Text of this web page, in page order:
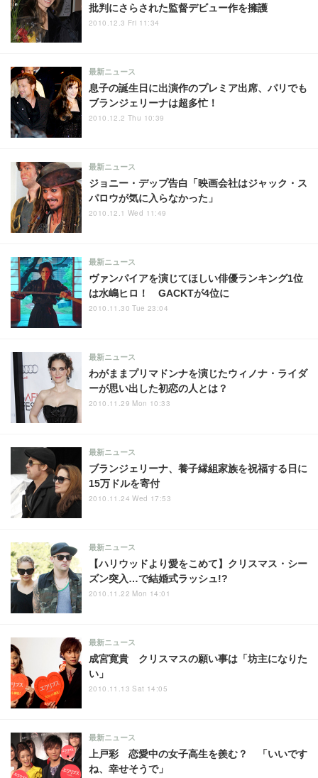
批判にさらされた監督デビュー作を擁護
2010.12.3 Fri 11:34
息子の誕生日に出演作のプレミア出席、パリでも
ブランジェリーナは超多忙！
最新ニュース
2010.12.2 Thu 10:39
ジョニー・デップ告白「映画会社はジャック・ス
パロウが気に入らなかった」
最新ニュース
2010.12.1 Wed 11:49
ヴァンパイアを演じてほしい俳優ランキング1位
は水嶋ヒロ！ GACKTが4位に
最新ニュース
2010.11.30 Tue 23:04
わがままプリマドンナを演じたウィノナ・ライダ
ーが思い出した初恋の人とは？
最新ニュース
2010.11.29 Mon 10:33
ブランジェリーナ、養子縁組家族を祝福する日に
15万ドルを寄付
最新ニュース
2010.11.24 Wed 17:53
【ハリウッドより愛をこめて】クリスマス・シー
ズン突入…で結婚式ラッシュ!?
最新ニュース
2010.11.22 Mon 14:01
成宮寛貴 クリスマスの願い事は「坊主になりた
い」
最新ニュース
2010.11.13 Sat 14:05
上戸彩 恋愛中の女子高生を羨む？ 「いいです
ね、幸せそうで」
最新ニュース